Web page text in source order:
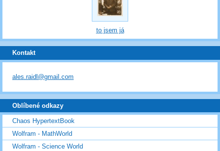
to jsem já
Kontakt
ales.raidl@gmail.com
Oblíbené odkazy
Chaos HypertextBook
Wolfram - MathWorld
Wolfram - Science World